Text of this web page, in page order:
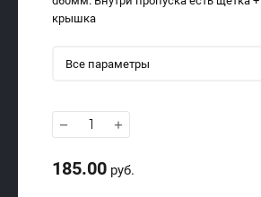
крышка
Все параметры
− +
185.00 руб.